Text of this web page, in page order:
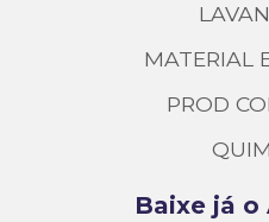
MATERIAL
PROD
Baixe já o